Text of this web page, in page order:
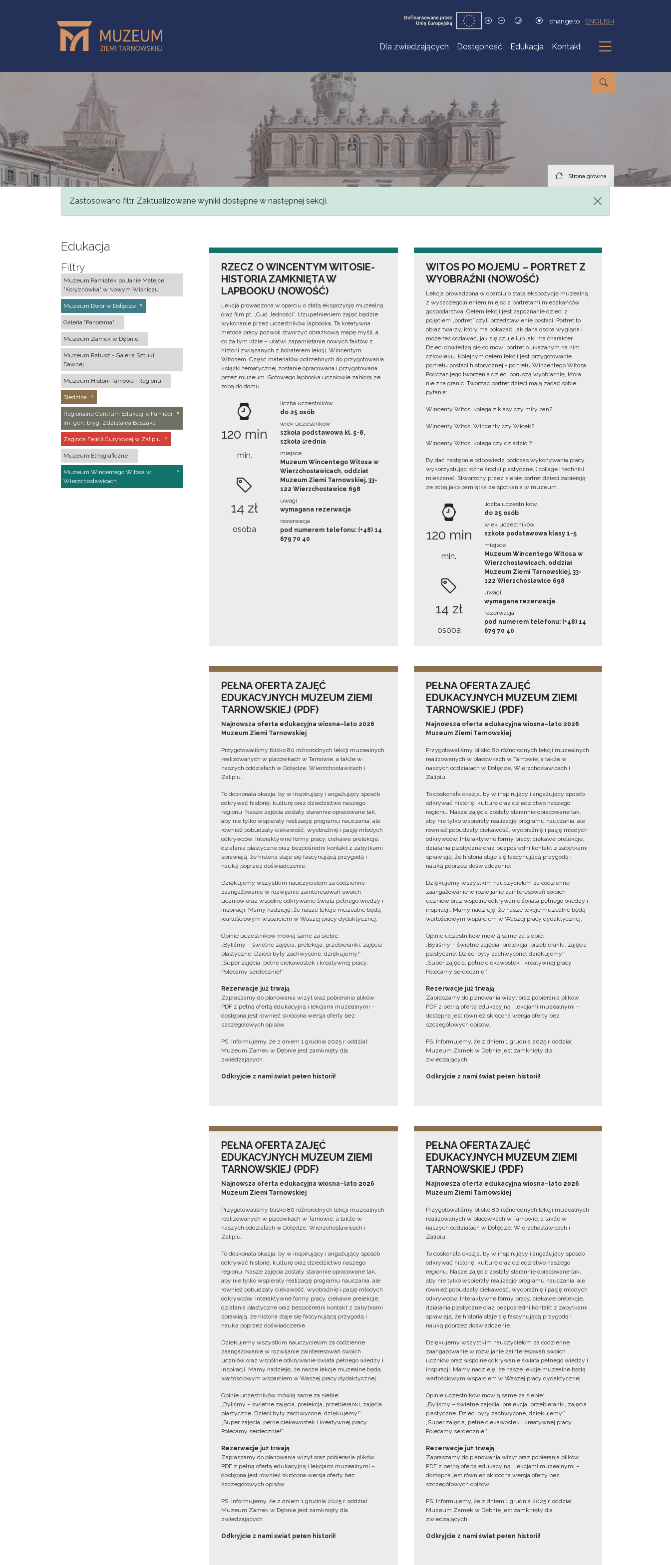
change to ENGLISH
Dla zwiedzających Dostępność Edukacja Kontakt
Podmenu
Strona główna
Komunikat
Zastosowano filtr. Zaktualizowane wyniki dostępne w następnej sekcji.
Edukacja
Filtry
Muzeum Pamiątek po Janie Matejce
"Koryznówka" w Nowym Wiśniczu
Muzeum Dwór w Dołędze
Galeria "Panorama"
Muzeum Zamek w Dębnie
Muzeum Ratusz - Galeria Sztuki
Dawnej
Muzeum Historii Tarnowa i Regionu
Siedziba
Regionalne Centrum Edukacji o Pamięci
im. gen. bryg. Zdzisława Baszaka
Zagroda Felicji Curyłowej w Zalipiu
Muzeum Etnograficzne
Muzeum Wincentego Witosa w
Wierzchosławicach
RZECZ O WINCENTYM WITOSIE-
HISTORIA ZAMKNIĘTA W
LAPBOOKU (NOWOŚĆ)
Lekcja prowadzona w oparciu o stałą ekspozycję muzealną
oraz film pt. „Cud Jedności”. Uzupełnieniem zajęć będzie
wykonanie przez uczestników lapbooka. Ta kreatywna
metoda pracy pozwoli stworzyć obrazkową mapę myśli, a
co za tym idzie – ułatwi zapamiętanie nowych faktów z
historii związanych z bohaterem lekcji, Wincentym
Witosem. Część materiałów potrzebnych do przygotowania
książki tematycznej zostanie opracowana i przygotowana
przez muzeum. Gotowego lapbooka uczniowie zabiorą ze
sobą do domu.
120 min
min.
14 zł
osoba
liczba uczestników
do 25 osób
wiek uczestników
szkoła podstawowa kl. 5-8,
szkoła średnia
miejsce
Muzeum Wincentego Witosa w
Wierzchosławicach, oddział
Muzeum Ziemi Tarnowskiej, 33-
122 Wierzchosławice 698
uwagi
wymagana rezerwacja
rezerwacja
pod numerem telefonu: (+48) 14
679 70 40
WITOS PO MOJEMU – PORTRET Z
WYOBRAŹNI (NOWOŚĆ)
Lekcja prowadzona w oparciu o stałą ekspozycję muzealną
z wyszczególnieniem miejsc z portretami mieszkańców
gospodarstwa. Celem lekcji jest zapoznanie dzieci z
pojęciem „portret” czyli przedstawienie postaci. Portret to
obraz twarzy, który ma pokazać, jak dana osoba wygląda i
może też oddawać, jak się czuje lub jaki ma charakter.
Dzieci dowiedzą się co mówi portret o ukazanym na nim
człowieku. Kolejnym celem lekcji jest przygotowanie
portretu postaci historycznej - portretu Wincentego Witosa.
Podczas jego tworzenia dzieci poruszą wyobraźnię, która
nie zna granic. Tworząc portret dzieci mają zadać sobie
pytania:
Wincenty Witos, kolega z klasy czy miły pan?
Wincenty Witos, Wincenty czy Wicek?
Wincenty Witos, kolega czy dziadzio ?
By dać następnie odpowiedz podczas wykonywania pracy,
wykorzystując różne środki plastyczne, ( collage i techniki
mieszane). Stworzony przez siebie portret dzieci zabierają
ze sobą jako pamiątka ze spotkania w muzeum.
120 min
min.
14 zł
osoba
liczba uczestników
do 25 osób
wiek uczestników
szkoła podstawowa klasy 1-5
miejsce
Muzeum Wincentego Witosa w
Wierzchosławicach, oddział
Muzeum Ziemi Tarnowskiej, 33-
122 Wierzchosławice 698
uwagi
wymagana rezerwacja
rezerwacja
pod numerem telefonu: (+48) 14
679 70 40
PEŁNA OFERTA ZAJĘĆ
EDUKACYJNYCH MUZEUM ZIEMI
TARNOWSKIEJ (PDF)
Najnowsza oferta edukacyjna wiosna–lato 2026
Muzeum Ziemi Tarnowskiej
Przygotowaliśmy blisko 80 różnorodnych lekcji muzealnych
realizowanych w placówkach w Tarnowie, a także w
naszych oddziałach w Dołędze, Wierzchosławicach i
Zalipiu.
To doskonała okazja, by w inspirujący i angażujący sposób
odkrywać historię, kulturę oraz dziedzictwo naszego
regionu. Nasze zajęcia zostały starannie opracowane tak,
aby nie tylko wspierały realizację programu nauczania, ale
również pobudzały ciekawość, wyobraźnię i pasję młodych
odkrywców. Interaktywne formy pracy, ciekawe prelekcje,
działania plastyczne oraz bezpośredni kontakt z zabytkami
sprawiają, że historia staje się fascynującą przygodą i
nauką poprzez doświadczenie.
Dziękujemy wszystkim nauczycielom za codzienne
zaangażowanie w rozwijanie zainteresowań swoich
uczniów oraz wspólne odkrywanie świata pełnego wiedzy i
inspiracji. Mamy nadzieję, że nasze lekcje muzealne będą
wartościowym wsparciem w Waszej pracy dydaktycznej.
Opinie uczestników mówią same za siebie:
„Byliśmy – świetne zajęcia, prelekcja, przebieranki, zajęcia
plastyczne. Dzieci były zachwycone, dziękujemy!”
„Super zajęcia, pełne ciekawostek i kreatywnej pracy.
Polecamy serdecznie!”
Rezerwacje już trwają
Zapraszamy do planowania wizyt oraz pobierania plików
PDF z pełną ofertą edukacyjną i lekcjami muzealnymi –
dostępna jest również skrócona wersja oferty bez
szczegółowych opisów.
PS. Informujemy, że z dniem 1 grudnia 2025 r. oddział
Muzeum Zamek w Dębnie jest zamknięty dla
zwiedzających.
Odkryjcie z nami świat pełen historii!
PEŁNA OFERTA ZAJĘĆ
EDUKACYJNYCH MUZEUM ZIEMI
TARNOWSKIEJ (PDF)
Najnowsza oferta edukacyjna wiosna–lato 2026
Muzeum Ziemi Tarnowskiej
Przygotowaliśmy blisko 80 różnorodnych lekcji muzealnych
realizowanych w placówkach w Tarnowie, a także w
naszych oddziałach w Dołędze, Wierzchosławicach i
Zalipiu.
To doskonała okazja, by w inspirujący i angażujący sposób
odkrywać historię, kulturę oraz dziedzictwo naszego
regionu. Nasze zajęcia zostały starannie opracowane tak,
aby nie tylko wspierały realizację programu nauczania, ale
również pobudzały ciekawość, wyobraźnię i pasję młodych
odkrywców. Interaktywne formy pracy, ciekawe prelekcje,
działania plastyczne oraz bezpośredni kontakt z zabytkami
sprawiają, że historia staje się fascynującą przygodą i
nauką poprzez doświadczenie.
Dziękujemy wszystkim nauczycielom za codzienne
zaangażowanie w rozwijanie zainteresowań swoich
uczniów oraz wspólne odkrywanie świata pełnego wiedzy i
inspiracji. Mamy nadzieję, że nasze lekcje muzealne będą
wartościowym wsparciem w Waszej pracy dydaktycznej.
Opinie uczestników mówią same za siebie:
„Byliśmy – świetne zajęcia, prelekcja, przebieranki, zajęcia
plastyczne. Dzieci były zachwycone, dziękujemy!”
„Super zajęcia, pełne ciekawostek i kreatywnej pracy.
Polecamy serdecznie!”
Rezerwacje już trwają
Zapraszamy do planowania wizyt oraz pobierania plików
PDF z pełną ofertą edukacyjną i lekcjami muzealnymi –
dostępna jest również skrócona wersja oferty bez
szczegółowych opisów.
PS. Informujemy, że z dniem 1 grudnia 2025 r. oddział
Muzeum Zamek w Dębnie jest zamknięty dla
zwiedzających.
Odkryjcie z nami świat pełen historii!
PEŁNA OFERTA ZAJĘĆ
EDUKACYJNYCH MUZEUM ZIEMI
TARNOWSKIEJ (PDF)
Najnowsza oferta edukacyjna wiosna–lato 2026
Muzeum Ziemi Tarnowskiej
Przygotowaliśmy blisko 80 różnorodnych lekcji muzealnych
realizowanych w placówkach w Tarnowie, a także w
naszych oddziałach w Dołędze, Wierzchosławicach i
Zalipiu.
To doskonała okazja, by w inspirujący i angażujący sposób
odkrywać historię, kulturę oraz dziedzictwo naszego
regionu. Nasze zajęcia zostały starannie opracowane tak,
aby nie tylko wspierały realizację programu nauczania, ale
również pobudzały ciekawość, wyobraźnię i pasję młodych
odkrywców. Interaktywne formy pracy, ciekawe prelekcje,
działania plastyczne oraz bezpośredni kontakt z zabytkami
sprawiają, że historia staje się fascynującą przygodą i
nauką poprzez doświadczenie.
Dziękujemy wszystkim nauczycielom za codzienne
zaangażowanie w rozwijanie zainteresowań swoich
uczniów oraz wspólne odkrywanie świata pełnego wiedzy i
inspiracji. Mamy nadzieję, że nasze lekcje muzealne będą
wartościowym wsparciem w Waszej pracy dydaktycznej.
Opinie uczestników mówią same za siebie:
„Byliśmy – świetne zajęcia, prelekcja, przebieranki, zajęcia
plastyczne. Dzieci były zachwycone, dziękujemy!”
„Super zajęcia, pełne ciekawostek i kreatywnej pracy.
Polecamy serdecznie!”
Rezerwacje już trwają
Zapraszamy do planowania wizyt oraz pobierania plików
PDF z pełną ofertą edukacyjną i lekcjami muzealnymi –
dostępna jest również skrócona wersja oferty bez
szczegółowych opisów.
PS. Informujemy, że z dniem 1 grudnia 2025 r. oddział
Muzeum Zamek w Dębnie jest zamknięty dla
zwiedzających.
Odkryjcie z nami świat pełen historii!
PEŁNA OFERTA ZAJĘĆ
EDUKACYJNYCH MUZEUM ZIEMI
TARNOWSKIEJ (PDF)
Najnowsza oferta edukacyjna wiosna–lato 2026
Muzeum Ziemi Tarnowskiej
Przygotowaliśmy blisko 80 różnorodnych lekcji muzealnych
realizowanych w placówkach w Tarnowie, a także w
naszych oddziałach w Dołędze, Wierzchosławicach i
Zalipiu.
To doskonała okazja, by w inspirujący i angażujący sposób
odkrywać historię, kulturę oraz dziedzictwo naszego
regionu. Nasze zajęcia zostały starannie opracowane tak,
aby nie tylko wspierały realizację programu nauczania, ale
również pobudzały ciekawość, wyobraźnię i pasję młodych
odkrywców. Interaktywne formy pracy, ciekawe prelekcje,
działania plastyczne oraz bezpośredni kontakt z zabytkami
sprawiają, że historia staje się fascynującą przygodą i
nauką poprzez doświadczenie.
Dziękujemy wszystkim nauczycielom za codzienne
zaangażowanie w rozwijanie zainteresowań swoich
uczniów oraz wspólne odkrywanie świata pełnego wiedzy i
inspiracji. Mamy nadzieję, że nasze lekcje muzealne będą
wartościowym wsparciem w Waszej pracy dydaktycznej.
Opinie uczestników mówią same za siebie:
„Byliśmy – świetne zajęcia, prelekcja, przebieranki, zajęcia
plastyczne. Dzieci były zachwycone, dziękujemy!”
„Super zajęcia, pełne ciekawostek i kreatywnej pracy.
Polecamy serdecznie!”
Rezerwacje już trwają
Zapraszamy do planowania wizyt oraz pobierania plików
PDF z pełną ofertą edukacyjną i lekcjami muzealnymi –
dostępna jest również skrócona wersja oferty bez
szczegółowych opisów.
PS. Informujemy, że z dniem 1 grudnia 2025 r. oddział
Muzeum Zamek w Dębnie jest zamknięty dla
zwiedzających.
Odkryjcie z nami świat pełen historii!